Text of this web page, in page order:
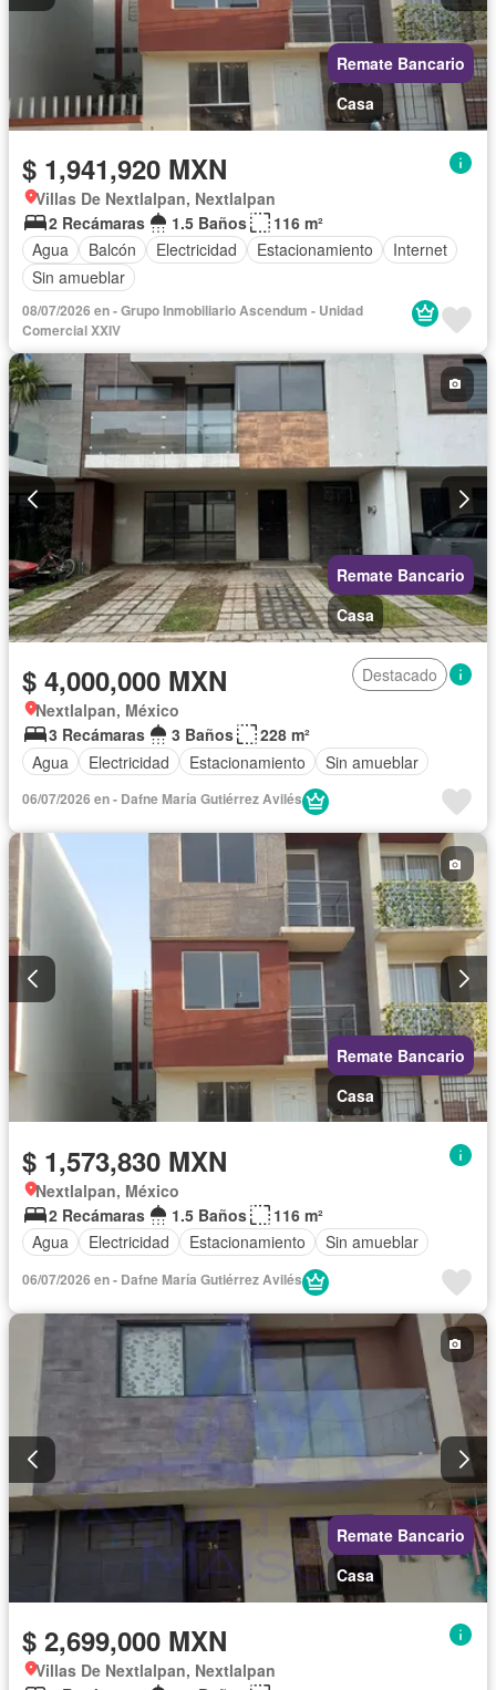
Remate Bancario
Casa
$ 1,941,920 MXN
Villas De Nextlalpan, Nextlalpan
2 Recámaras
1.5 Baños
116 m²
Agua
Balcón Electricidad Estacionamiento
Internet
Sin amueblar
08/07/2026 en - Grupo Inmobiliario Ascendum - Unidad
Comercial XXIV
Remate Bancario
Casa
$ 4,000,000 MXN
Destacado
Nextlalpan, México
3 Recámaras
3 Baños
228 m²
Agua
Electricidad Estacionamiento Sin amueblar
06/07/2026 en - Dafne María Gutiérrez Avilés
Remate Bancario
Casa
$ 1,573,830 MXN
Nextlalpan, México
2 Recámaras
1.5 Baños
116 m²
Agua
Electricidad Estacionamiento Sin amueblar
06/07/2026 en - Dafne María Gutiérrez Avilés
Remate Bancario
Casa
$ 2,699,000 MXN
Villas De Nextlalpan, Nextlalpan